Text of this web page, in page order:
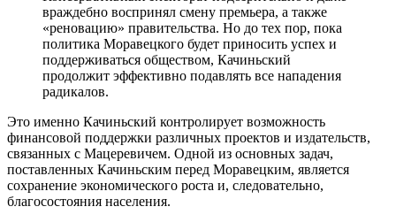
враждебно воспринял смену премьера, а также
«реновацию» правительства. Но до тех пор, пока
политика Моравецкого будет приносить успех и
поддерживаться обществом, Качиньский
продолжит эффективно подавлять все нападения
радикалов.
Это именно Качиньский контролирует возможность
финансовой поддержки различных проектов и издательств,
связанных с Мацеревичем. Одной из основных задач,
поставленных Качиньским перед Моравецким, является
сохранение экономического роста и, следовательно,
благосостояния населения.